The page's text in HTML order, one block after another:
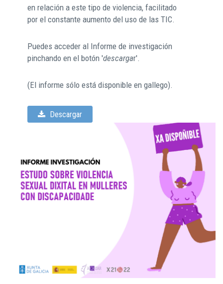
en relación a este tipo de violencia, facilitado
por el constante aumento del uso de las TIC.
Puedes acceder al Informe de investigación
pinchando en el botón 'descargar'.
(El informe sólo está disponible en gallego).
Descargar